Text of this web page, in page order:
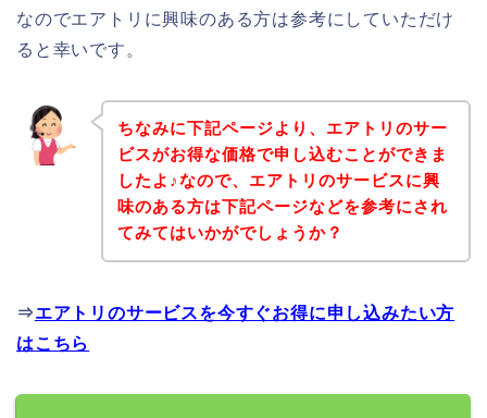
なのでエアトリに興味のある方は参考にしていただけ
ると幸いです。
ちなみに下記ページより、エアトリのサー
ビスがお得な価格で申し込むことができま
したよ♪なので、エアトリのサービスに興
味のある方は下記ページなどを参考にされ
てみてはいかがでしょうか？
⇒エアトリのサービスを今すぐお得に申し込みたい方
はこちら